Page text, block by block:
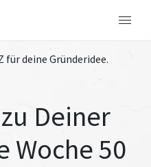
für deine Gründeridee.
Deiner
Woche 50